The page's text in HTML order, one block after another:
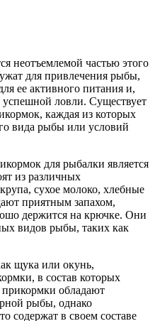
неотъемлемой частью этого
для привлечения рыбы,
ее активного питания и,
ловли. Существует
каждая из которых
вида рыбы или условий
для рыбалки является
из различных
сухое молоко, хлебные
приятным запахом,
держится на крючке. Они
видов рыбы, таких как
щука или окунь,
в состав которых
обладают
рыбы, однако
содержат в своем составе